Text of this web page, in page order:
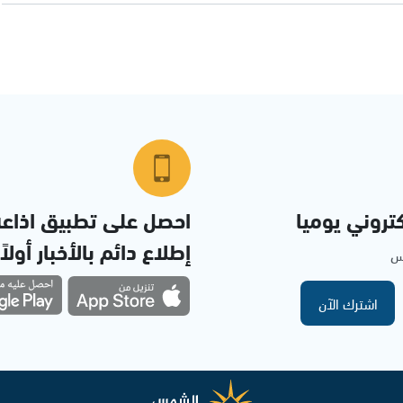
يوميا
اشترك الآن
احصل على تطبيق
إطلاع دائم بالأخبار